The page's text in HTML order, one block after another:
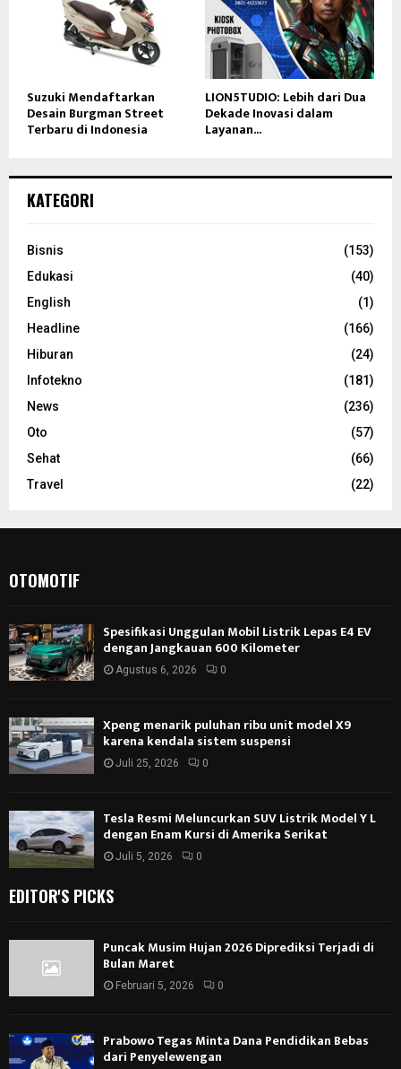
Suzuki Mendaftarkan
Desain Burgman Street
Terbaru di Indonesia
LION5TUDIO: Lebih dari Dua
Dekade Inovasi dalam
Layanan...
KATEGORI
Bisnis
(153)
Edukasi
(40)
English
(1)
Headline
(166)
Hiburan
(24)
Infotekno
(181)
News
(236)
Oto
(57)
Sehat
(66)
Travel
(22)
OTOMOTIF
Spesifikasi Unggulan Mobil Listrik Lepas E4 EV
dengan Jangkauan 600 Kilometer
Agustus 6, 2026 0
Xpeng menarik puluhan ribu unit model X9
karena kendala sistem suspensi
Juli 25, 2026 0
Tesla Resmi Meluncurkan SUV Listrik Model Y L
dengan Enam Kursi di Amerika Serikat
Juli 5, 2026 0
EDITOR'S PICKS
Puncak Musim Hujan 2026 Diprediksi Terjadi di
Bulan Maret
Februari 5, 2026 0
Prabowo Tegas Minta Dana Pendidikan Bebas
dari Penyelewengan